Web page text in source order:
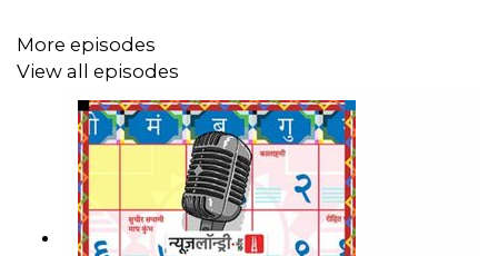
More episodes
View all episodes